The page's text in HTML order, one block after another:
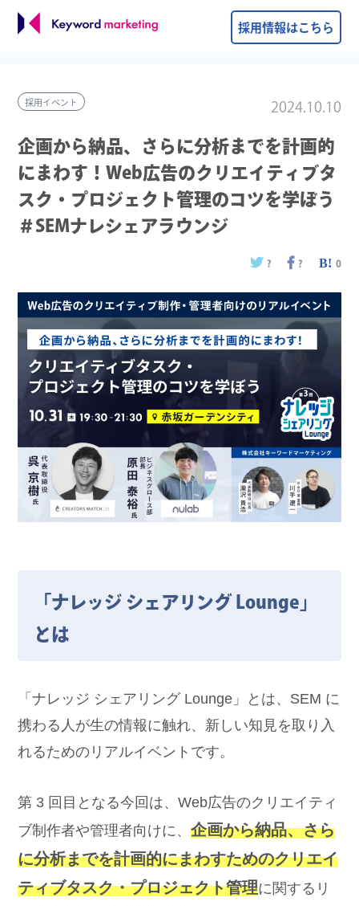
採用情報はこちら
採用イベント 2024.10.10
企画から納品、さらに分析までを計画的
にまわす！Web広告のクリエイティブタ
スク・プロジェクト管理のコツを学ぼう
＃SEMナレシェアラウンジ
? ? 0
「ナレッジ シェアリング Lounge」
とは
「ナレッジ シェアリング Lounge」とは、SEM に
携わる人が生の情報に触れ、新しい知見を取り入
れるためのリアルイベントです。
第 3 回目となる今回は、Web広告のクリエイティ
ブ制作者や管理者向けに、企画から納品、さら
に分析までを計画的にまわすためのクリエイ
ティブタスク・プロジェクト管理に関するリ